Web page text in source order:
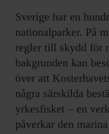
Sverige har en
nationalparker. På
regler till skydd för
bakgrunden kan
över att
några särskilda
yrkesfisket – en
påverkar den